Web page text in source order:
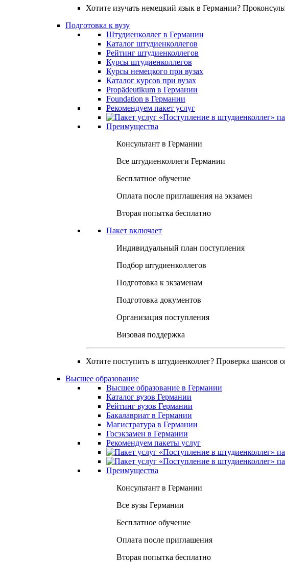
Хотите изучать немецкий язык в Германии?
Подготовка к вузу
Штудиенколлег в Германии
Каталог штудиенколлегов
Рейтинг штудиенколлегов
Курсы штудиенколлегов
Курсы немецкого при вузах
Каталог курсов при вузах
Propädeutikum в Германии
Foundation в Германии
Рекомендуем пакет услуг
Преимущества
Консультант в Германии
Все штудиенколлеги Германии
Бесплатное обучение
Оплата после приглашения на экзамен
Вторая попытка бесплатно
Пакет включает
Индивидуальный план поступления
Подбор штудиенколлегов
Подготовка к экзаменам
Подготовка документов
Организация поступления
Визовая поддержка
Хотите поступить в штудиенколлег? Проверка шансов
Высшее образование
Высшее образование в Германии
Каталог вузов Германии
Рейтинг вузов Германии
Бакалавриат в Германии
Магистратура в Германии
Госэкзамен в Германии
Рекомендуем пакеты услуг
Преимущества
Консультант в Германии
Все вузы Германии
Бесплатное обучение
Оплата после приглашения
Вторая попытка бесплатно